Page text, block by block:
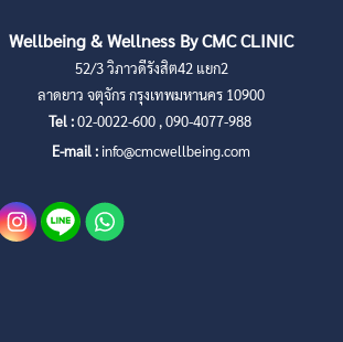
Wellbeing & Wellness By CMC CLINIC
52/3 วิภาวดีรังสิต42 แยก2
ลาดยาว จตุจักร กรุงเทพมหานคร 10900
Tel :02-0022-600 , 090-4077-988
E-mail : info@cmcwellbeing.com